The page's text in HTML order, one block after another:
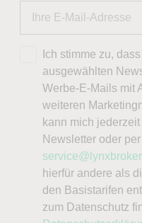
Ich stimme zu,
ausgewählten
Werbe-E-Mails mit
weiteren
kann mich
Newsletter oder
hierfür andere als
den Basistarifen
zum Datenschutz